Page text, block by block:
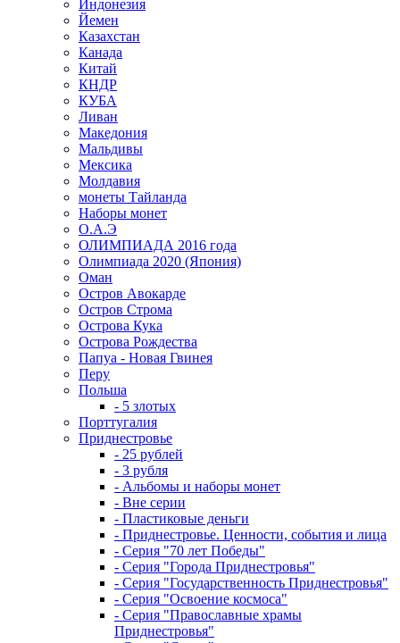
Индонезия
Йемен
Казахстан
Канада
Китай
КНДР
КУБА
Ливан
Македония
Мальдивы
Мексика
Молдавия
монеты Тайланда
Наборы монет
О.А.Э
ОЛИМПИАДА 2016 года
Олимпиада 2020 (Япония)
Оман
Остров Авокарде
Остров Строма
Острова Кука
Острова Рождества
Папуа - Новая Гвинея
Перу
Польша
- 5 злотых
Порттугалия
Приднестровье
- 25 рублей
- 3 рубля
- Альбомы и наборы монет
- Вне серии
- Пластиковые деньги
- Приднестровье. Ценности, события и лица
- Серия "70 лет Победы"
- Серия "Города Приднестровья"
- Серия "Государственность Приднестровья"
- Серия "Освоение космоса"
- Серия "Православные храмы
Приднестровья"